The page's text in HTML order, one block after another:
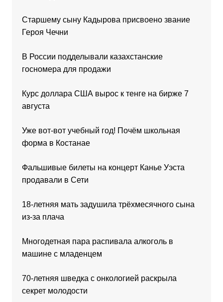
Старшему сыну Кадырова присвоено звание
Героя Чечни
В России подделывали казахстанские
госномера для продажи
Курс доллара США вырос к тенге на бирже 7
августа
Уже вот-вот учебный год! Почём школьная
форма в Костанае
Фальшивые билеты на концерт Канье Уэста
продавали в Сети
18-летняя мать задушила трёхмесячного сына
из-за плача
Многодетная пара распивала алкоголь в
машине с младенцем
70-летняя шведка с онкологией раскрыла
секрет молодости